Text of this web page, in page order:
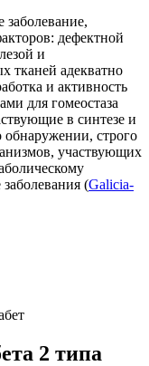
заболевание,
дефектной
и
тканей адекватно
и активность
для гомеостаза
в синтезе и
строго
участвующих
заболевания (Galicia-
2 типа